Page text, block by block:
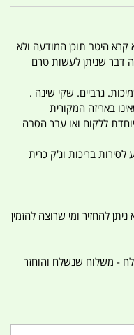
קרא היטב תוכן המודעה ולא
דבר שניתן לעשות טרם
גרביים. שקי שינה .
באריזה המקורית
ללקוח ואו עבר הסבה
לסירות בריכות וג'ק כרית
להחזיר ומי שרוצה להזמין
- משלוח שנשלח והוחזר